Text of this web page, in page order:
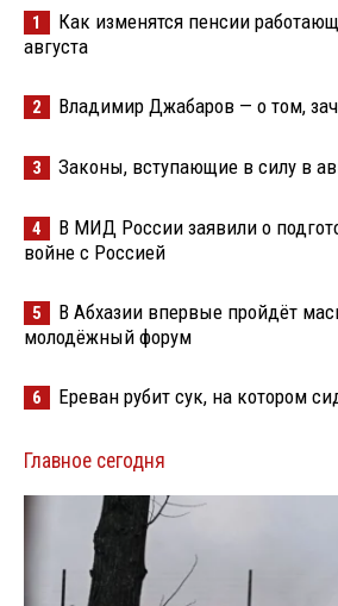
1
Как изменятся пенсии
августа
2 Владимир Джабаров — о том,
3 Законы, вступающие в силу в
4
В МИД России заявили о
войне с Россией
5
В Абхазии впервые пройдёт
молодёжный форум
6 Ереван рубит сук, на котором
Главное сегодня